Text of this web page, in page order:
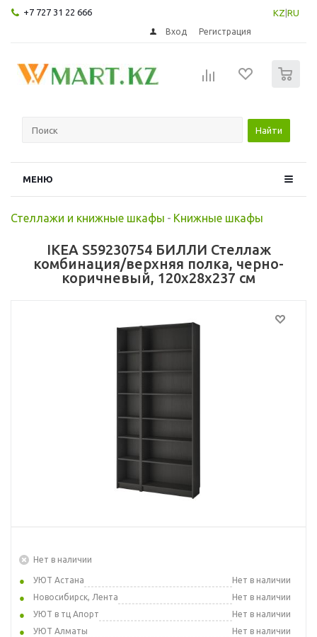
+7 727 31 22 666 KZ RU
Вход Регистрация
Найти
МЕНЮ
Стеллажи и книжные шкафы - Книжные шкафы
IKEA S59230754 БИЛЛИ Стеллаж
комбинация/верхняя полка, черно-
коричневый, 120x28x237 см
Нет в наличии
УЮТ Астана
Нет в наличии
Новосибирск, Лента
Нет в наличии
УЮТ в тц Апорт
Нет в наличии
УЮТ Алматы
Нет в наличии